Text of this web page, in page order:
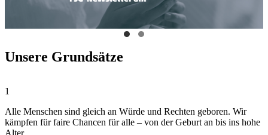
Unsere Grundsätze
1
Alle Menschen sind gleich an Würde und Rechten geboren. Wir
kämpfen für faire Chancen für alle – von der Geburt an bis ins hohe